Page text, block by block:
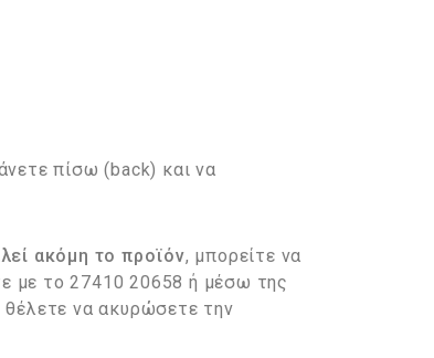
πίσω (back) και να
ακόμη το προϊόν, μπορείτε να
με το 27410 20658 ή μέσω της
θέλετε να ακυρώσετε την